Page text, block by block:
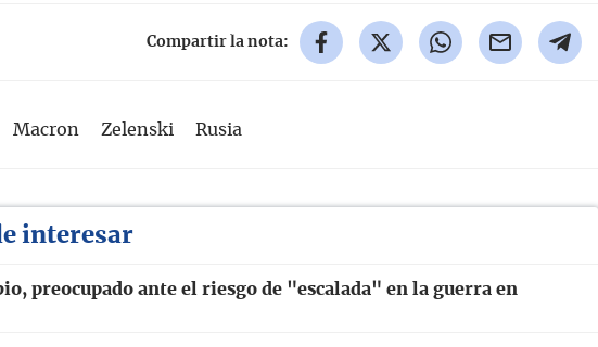
Compartir la nota:
Macron Zelenski Rusia
interesar
preocupado ante el riesgo de "escalada" en la guerra en